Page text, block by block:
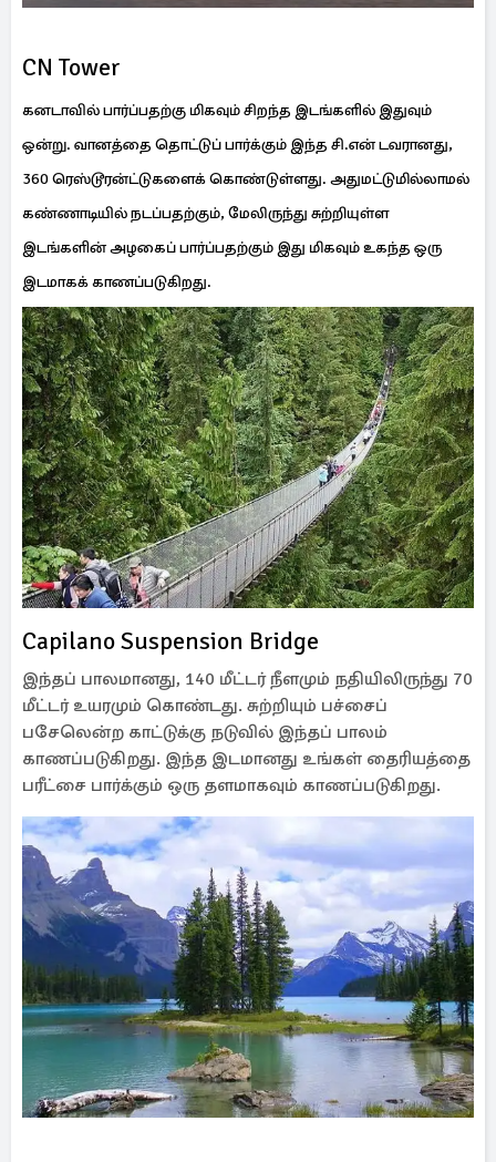
CN Tower
கனடாவில் பார்ப்பதற்கு மிகவும் சிறந்த இடங்களில் இதுவும்
ஒன்று. வானத்தை தொட்டுப் பார்க்கும் இந்த சி.என் டவரானது,
360 ரெஸ்டூரன்ட்டுகளைக் கொண்டுள்ளது. அதுமட்டுமில்லாமல்
கண்ணாடியில் நடப்பதற்கும், மேலிருந்து சுற்றியுள்ள
இடங்களின் அழகைப் பார்ப்பதற்கும் இது மிகவும் உகந்த ஒரு
இடமாகக் காணப்படுகிறது.
Capilano Suspension Bridge
இந்தப் பாலமானது, 140 மீட்டர் நீளமும் நதியிலிருந்து 70
மீட்டர் உயரமும் கொண்டது. சுற்றியும் பச்சைப்
பசேலென்ற காட்டுக்கு நடுவில் இந்தப் பாலம்
காணப்படுகிறது. இந்த இடமானது உங்கள் தைரியத்தை
பரீட்சை பார்க்கும் ஒரு தளமாகவும் காணப்படுகிறது.